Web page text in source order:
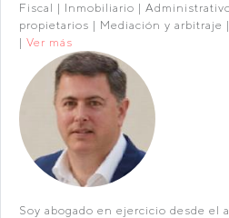
Fiscal | Inmobiliario |
propietarios | Mediación y arbitraje
| Ver más
Soy abogado en ejercicio desde el